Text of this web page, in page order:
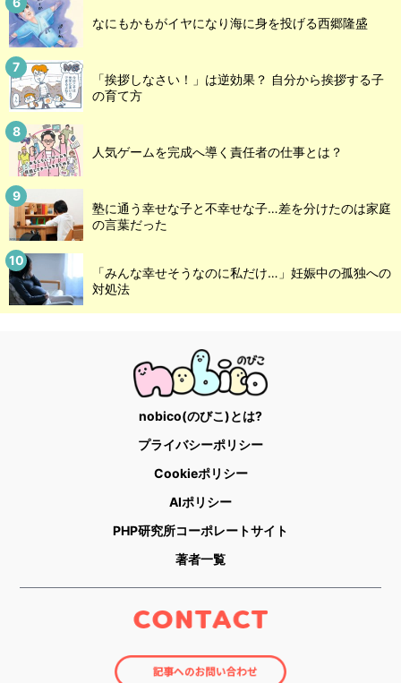
なにもかもがイヤになり海に身を投げる西郷隆盛
「挨拶しなさい！」は逆効果？ 自分から挨拶する子
の育て方
人気ゲームを完成へ導く責任者の仕事とは？
塾に通う幸せな子と不幸せな子…差を分けたのは家庭
の言葉だった
「みんな幸せそうなのに私だけ…」妊娠中の孤独への
対処法
nobico(のびこ)とは?
プライバシーポリシー
Cookieポリシー
AIポリシー
PHP研究所コーポレートサイト
著者一覧